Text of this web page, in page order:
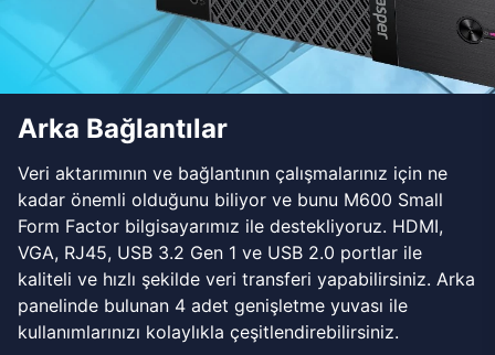
Arka Bağlantılar
Veri aktarımının ve bağlantının çalışmalarınız için ne
kadar önemli olduğunu biliyor ve bunu M600 Small
Form Factor bilgisayarımız ile destekliyoruz. HDMI,
VGA, RJ45, USB 3.2 Gen 1 ve USB 2.0 portlar ile
kaliteli ve hızlı şekilde veri transferi yapabilirsiniz. Arka
panelinde bulunan 4 adet genişletme yuvası ile
kullanımlarınızı kolaylıkla çeşitlendirebilirsiniz.